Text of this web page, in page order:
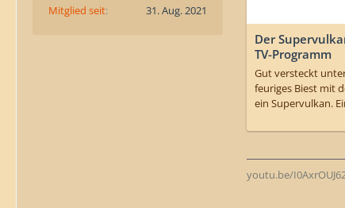
Mitglied seit
31. Aug. 2021
Der
TV-Programm
Gut versteckt
feuriges Biest mit
ein Supervulkan.
youtu.be/